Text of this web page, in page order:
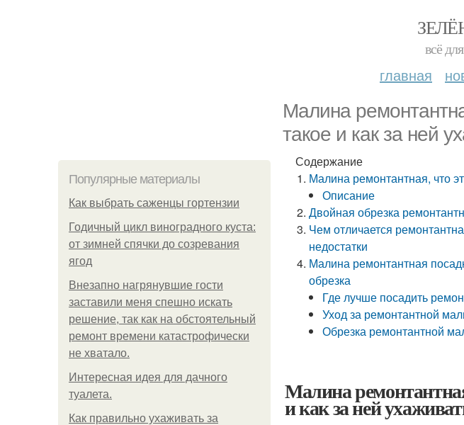
всё
главная
Малина
такое и как за ней
Популярные материалы
Как выбрать саженцы гортензии
Годичный цикл виноградного куста:
от зимней спячки до созревания
ягод
Внезапно нагрянувшие гости
заставили меня спешно искать
решение, так как на обстоятельный
ремонт времени катастрофически
не хватало.
Интересная идея для дачного
туалета.
Как правильно ухаживать за
Содержание
Малина ремонтантная, что
Описание
Двойная обрезка
Чем отличается
недостатки
Малина ремонтантная
обрезка
Где лучше посадить
Уход за ремонтантной
Обрезка ремонтантной
Малина
и как за ней